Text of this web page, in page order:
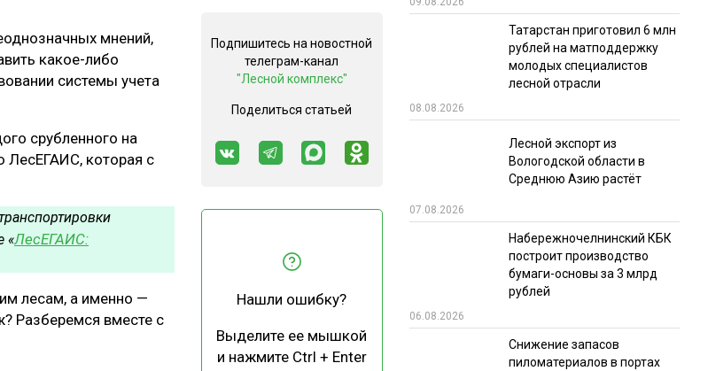
ТЕХНОЛОГИИ
ОТРАСЛЕВАЯ ДИСКУССИЯ
КАЛЕНДАРЬ ВЫСТАВОК ИТОГИ МЕРОПРИЯТИЙ
мнений,
какое-либо
системы учета
срубленного на
ЛесЕГАИС, которая с
«ЛесЕГАИС:
лесам, а именно —
Разберемся вместе с
Подпишитесь на новостной
телеграм-канал
"Лесной комплекс"
Поделиться статьей
Нашли ошибку?
Выделите ее мышкой
и нажмите Ctrl + Enter
Татарстан приготовил 6 млн
рублей на матподдержку
молодых специалистов
лесной отрасли
08.08.2026
Лесной экспорт из
Вологодской области в
Среднюю Азию растёт
07.08.2026
Набережночелнинский КБК
построит производство
бумаги-основы за 3 млрд
рублей
06.08.2026
Снижение запасов
пиломатериалов в портах